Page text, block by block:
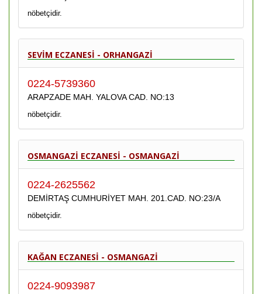
nöbetçidir.
SEVİM ECZANESİ - ORHANGAZİ
0224-5739360
ARAPZADE MAH. YALOVA CAD. NO:13
nöbetçidir.
OSMANGAZİ ECZANESİ - OSMANGAZİ
0224-2625562
DEMİRTAŞ CUMHURİYET MAH. 201.CAD. NO:23/A
nöbetçidir.
KAĞAN ECZANESİ - OSMANGAZİ
0224-9093987